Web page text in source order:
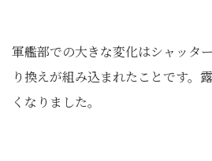
軍艦部での大きな変化はシャッタ
り換えが組み込まれたことです。
くなりました。